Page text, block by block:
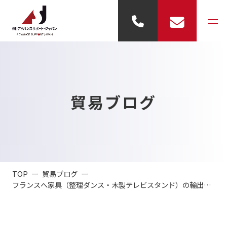
- 輸出代行
- 展示業務
貿易ブログ
TOP
貿易ブログ
フランスへ家具（整理ダンス・木製テレビスタンド）の輸出代行(FedEx便)